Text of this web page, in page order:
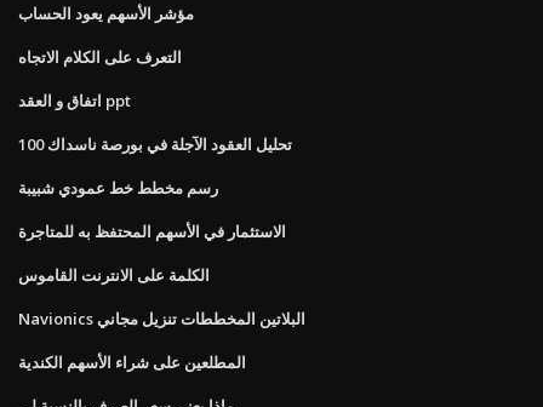
مؤشر الأسهم يعود الحساب
التعرف على الكلام الاتجاه
اتفاق و العقد ppt
تحليل العقود الآجلة في بورصة ناسداك 100
رسم مخطط خط عمودي شبيبة
الاستثمار في الأسهم المحتفظ به للمتاجرة
الكلمة على الانترنت القاموس
Navionics البلاتين المخططات تنزيل مجاني
المطلعين على شراء الأسهم الكندية